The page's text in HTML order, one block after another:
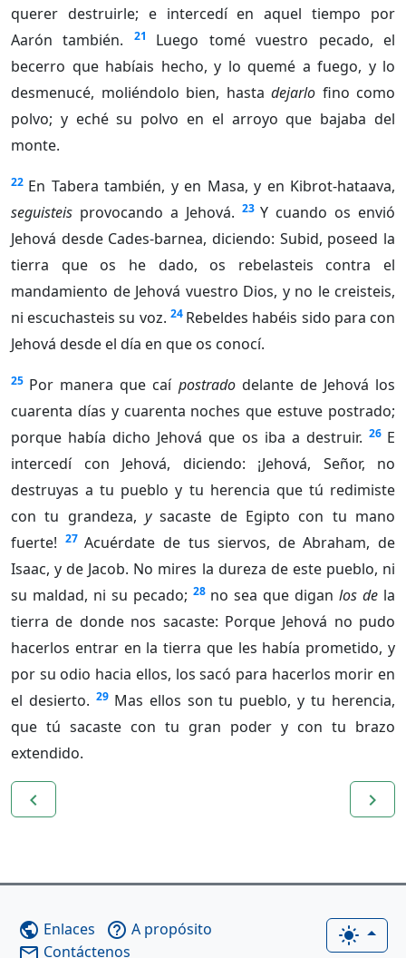
querer destruirle; e intercedí en aquel tiempo por
Aarón también.
21
Luego tomé vuestro pecado, el
becerro que habíais hecho, y lo quemé a fuego, y lo
desmenucé, moliéndolo bien, hasta dejarlo fino como
polvo; y eché su polvo en el arroyo que bajaba del
monte.
22 En Tabera también, y en Masa, y en Kibrot-hataava,
seguisteis provocando a Jehová. 23 Y cuando os envió
Jehová desde Cades-barnea, diciendo: Subid, poseed la
tierra que os he dado, os rebelasteis contra el
mandamiento de Jehová vuestro Dios, y no le creisteis,
ni escuchasteis su voz. 24 Rebeldes habéis sido para con
Jehová desde el día en que os conocí.
25 Por manera que caí postradodelante de Jehová los
cuarenta días y cuarenta noches que estuve postrado;
porque había dicho Jehová que os iba a destruir. 26 E
intercedí con Jehová, diciendo: ¡Jehová, Señor, no
destruyas a tu pueblo y tu herencia que tú redimiste
con tu grandeza, ysacaste de Egipto con tu mano
fuerte! 27 Acuérdate de tus siervos, de Abraham, de
Isaac, y de Jacob. No mires la dureza de este pueblo, ni
su maldad, ni su pecado; 28 no sea que digan los de la
tierra de donde nos sacaste: Porque Jehová no pudo
hacerlos entrar en la tierra que les había prometido, y
por su odio hacia ellos, los sacó para hacerlos morir en
el desierto. 29 Mas ellos son tu pueblo, y tu herencia,
que tú sacaste con tu gran poder y con tu brazo
extendido.
navigate_before navigate_next
light_mode
public Enlaces help_outline A propósito
mail_outline Contáctenos